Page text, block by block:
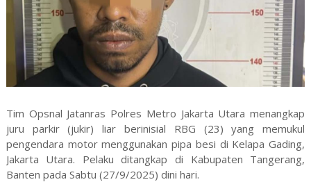
Tim Opsnal Jatanras Polres Metro Jakarta Utara menangkap
juru parkir (jukir) liar berinisial RBG (23) yang memukul
pengendara motor menggunakan pipa besi di Kelapa Gading,
Jakarta Utara. Pelaku ditangkap di Kabupaten Tangerang,
Banten pada Sabtu (27/9/2025) dini hari.